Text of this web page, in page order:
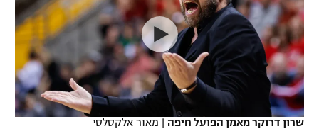
VOD
רץ ברשת
נבחרת ישראל
מכבי חיפה
בית"ר ירושלים
מכבי תל אביב
ליגה ספרדית
ליגה איטלקית
ליגה צרפתית
כדורסל נשים
מכבי תל אביב
הפועל חולון
הפועל ירושלים
יורוליג
יורוקאפ
טניס
כדוריד
כדורעף
שרון דרוקר מאמן הפועל חיפה | מאור אלקסלסי